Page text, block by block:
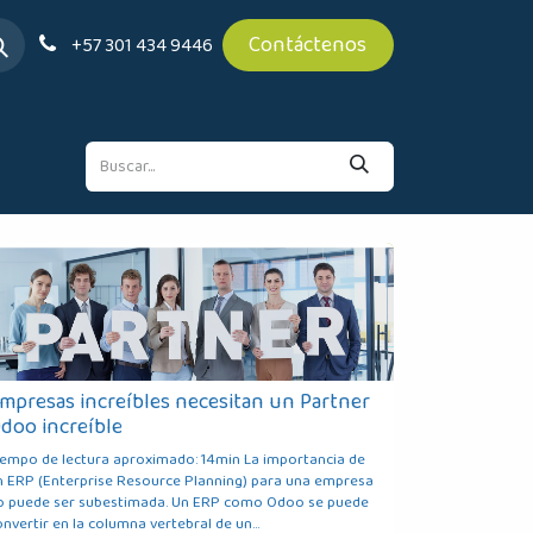
+57 301 434 9446 Contáctenos
increíbles necesitan un Partner
increíble
de lectura aproximado: 14min La importancia de
ERP (Enterprise Resource Planning) para una empresa
puede ser subestimada. Un ERP como Odoo se puede
en la columna vertebral de un...